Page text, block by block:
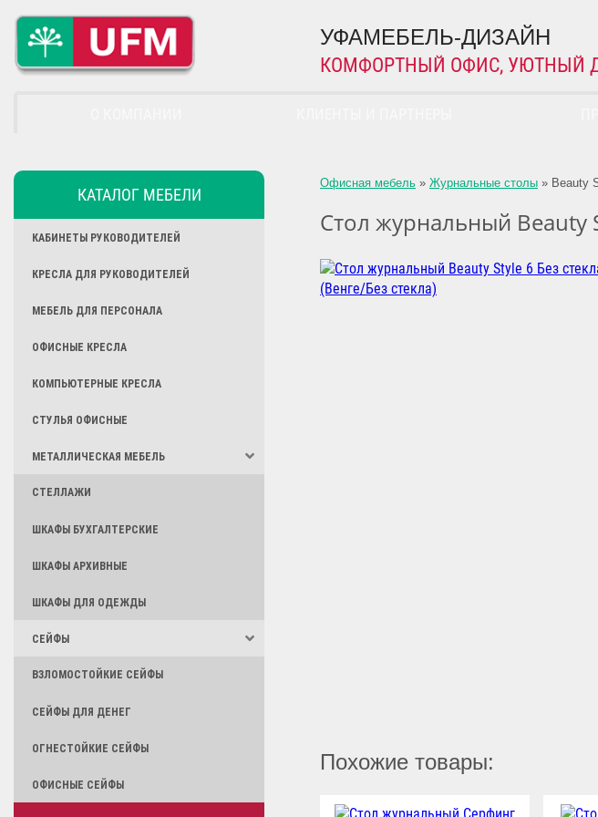
УФАМЕБЕЛЬ-ДИЗАЙН
КОМФОРТНЫЙ ОФИС, УЮТНЫЙ
КАТАЛОГ МЕБЕЛИ
КАБИНЕТЫ РУКОВОДИТЕЛЕЙ
КРЕСЛА ДЛЯ РУКОВОДИТЕЛЕЙ
МЕБЕЛЬ ДЛЯ ПЕРСОНАЛА
ОФИСНЫЕ КРЕСЛА
КОМПЬЮТЕРНЫЕ КРЕСЛА
СТУЛЬЯ ОФИСНЫЕ
МЕТАЛЛИЧЕСКАЯ МЕБЕЛЬ
СТЕЛЛАЖИ
ШКАФЫ БУХГАЛТЕРСКИЕ
ШКАФЫ АРХИВНЫЕ
ШКАФЫ ДЛЯ ОДЕЖДЫ
СЕЙФЫ
ВЗЛОМОСТОЙКИЕ СЕЙФЫ
СЕЙФЫ ДЛЯ ДЕНЕГ
ОГНЕСТОЙКИЕ СЕЙФЫ
ОФИСНЫЕ СЕЙФЫ
Офисная мебель » Журнальные столы » Beauty
Стол журнальный Beauty
Похожие товары: